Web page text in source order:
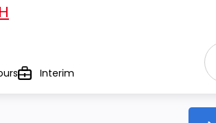
TypeInterim